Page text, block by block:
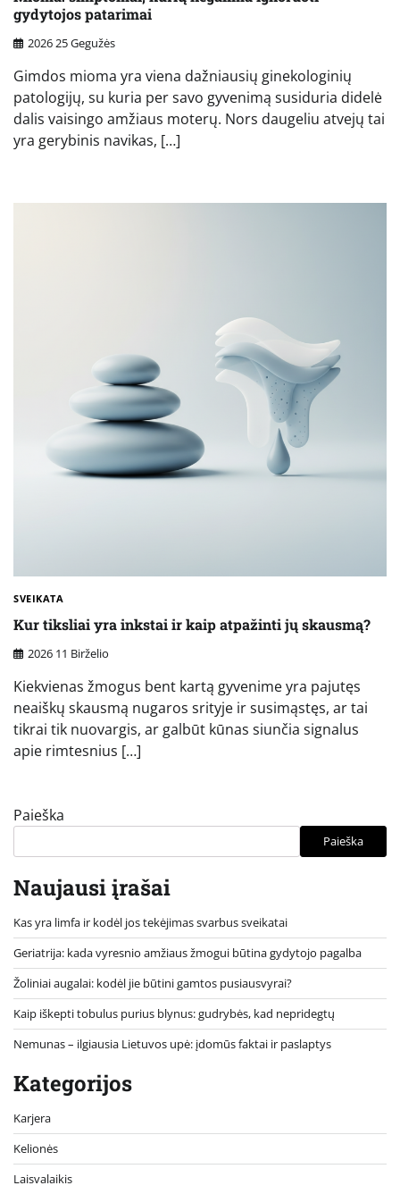
gydytojos patarimai
2026 25 Gegužės
Gimdos mioma yra viena dažniausių ginekologinių
patologijų, su kuria per savo gyvenimą susiduria didelė
dalis vaisingo amžiaus moterų. Nors daugeliu atvejų tai
yra gerybinis navikas, […]
SVEIKATA
Kur tiksliai yra inkstai ir kaip atpažinti jų skausmą?
2026 11 Birželio
Kiekvienas žmogus bent kartą gyvenime yra pajutęs
neaiškų skausmą nugaros srityje ir susimąstęs, ar tai
tikrai tik nuovargis, ar galbūt kūnas siunčia signalus
apie rimtesnius […]
Paieška
Paieška
Naujausi įrašai
Kas yra limfa ir kodėl jos tekėjimas svarbus sveikatai
Geriatrija: kada vyresnio amžiaus žmogui būtina gydytojo pagalba
Žoliniai augalai: kodėl jie būtini gamtos pusiausvyrai?
Kaip iškepti tobulus purius blynus: gudrybės, kad nepridegtų
Nemunas – ilgiausia Lietuvos upė: įdomūs faktai ir paslaptys
Kategorijos
Karjera
Kelionės
Laisvalaikis